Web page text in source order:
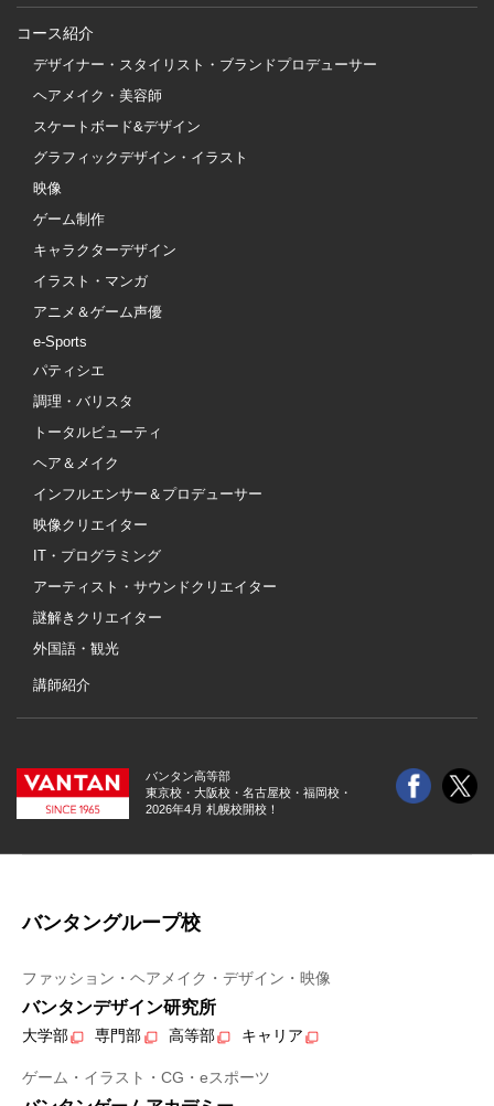
コース紹介
デザイナー・スタイリスト・ブランドプロデューサー
ヘアメイク・美容師
スケートボード&デザイン
グラフィックデザイン・イラスト
映像
ゲーム制作
キャラクターデザイン
イラスト・マンガ
アニメ＆ゲーム声優
e-Sports
パティシエ
調理・バリスタ
トータルビューティ
ヘア＆メイク
インフルエンサー＆プロデューサー
映像クリエイター
IT・プログラミング
アーティスト・サウンドクリエイター
謎解きクリエイター
外国語・観光
講師紹介
バンタン高等部
東京校・大阪校・ 名古屋校・福岡校・
2026年4月 札幌校開校！
バンタングループ校
ファッション・ヘアメイク・デザイン・映像
バンタンデザイン研究所
大学部 専門部 高等部 キャリア
ゲーム・イラスト・CG・eスポーツ